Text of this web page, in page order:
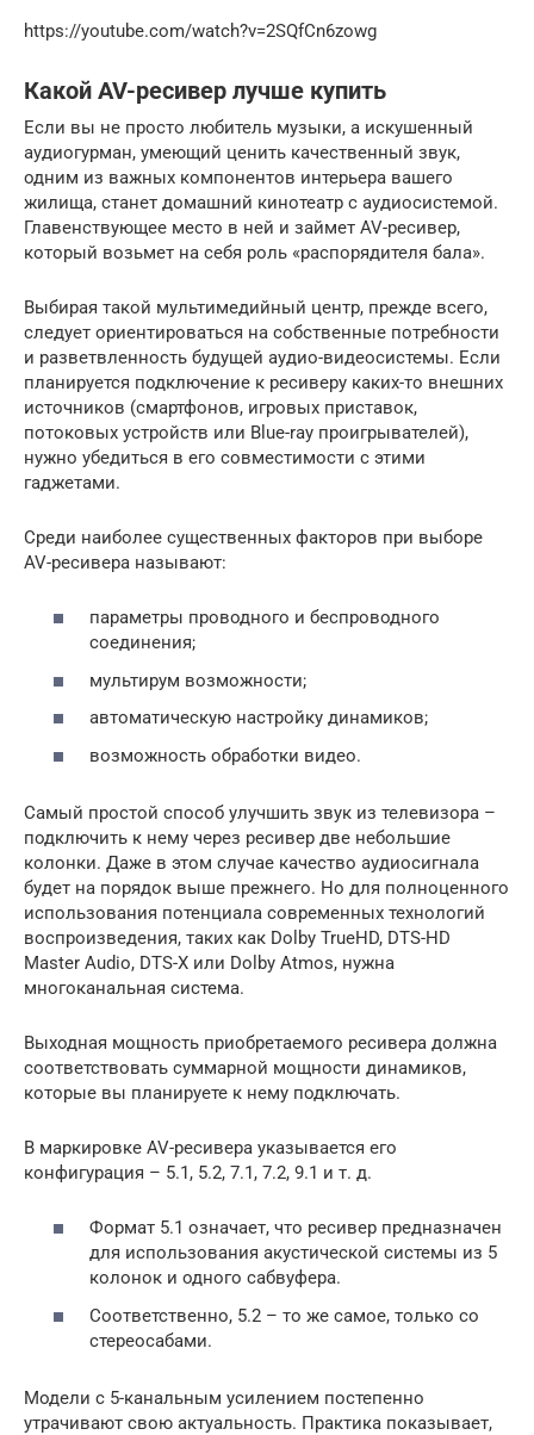
https://youtube.com/watch?v=2SQfCn6zowg
Какой AV-ресивер лучше купить
Если вы не просто любитель музыки, а искушенный
аудиогурман, умеющий ценить качественный звук,
одним из важных компонентов интерьера вашего
жилища, станет домашний кинотеатр с аудиосистемой.
Главенствующее место в ней и займет AV-ресивер,
который возьмет на себя роль «распорядителя бала».
Выбирая такой мультимедийный центр, прежде всего,
следует ориентироваться на собственные потребности
и разветвленность будущей аудио-видеосистемы. Если
планируется подключение к ресиверу каких-то внешних
источников (смартфонов, игровых приставок,
потоковых устройств или Blue-ray проигрывателей),
нужно убедиться в его совместимости с этими
гаджетами.
Среди наиболее существенных факторов при выборе
AV-ресивера называют:
параметры проводного и беспроводного
соединения;
мультирум возможности;
автоматическую настройку динамиков;
возможность обработки видео.
Самый простой способ улучшить звук из телевизора –
подключить к нему через ресивер две небольшие
колонки. Даже в этом случае качество аудиосигнала
будет на порядок выше прежнего. Но для полноценного
использования потенциала современных технологий
воспроизведения, таких как Dolby TrueHD, DTS-HD
Master Audio, DTS-X или Dolby Atmos, нужна
многоканальная система.
Выходная мощность приобретаемого ресивера должна
соответствовать суммарной мощности динамиков,
которые вы планируете к нему подключать.
В маркировке AV-ресивера указывается его
конфигурация – 5.1, 5.2, 7.1, 7.2, 9.1 и т. д.
Формат 5.1 означает, что ресивер предназначен
для использования акустической системы из 5
колонок и одного сабвуфера.
Соответственно, 5.2 – то же самое, только со
стереосабами.
Модели с 5-канальным усилением постепенно
утрачивают свою актуальность. Практика показывает,